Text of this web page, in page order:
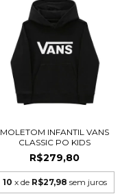
MOLETOM INFANTIL VANS
CLASSIC PO KIDS
R$279,80
10 x de R$27,98 sem juros